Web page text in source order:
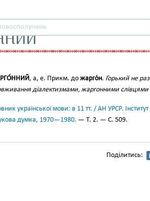
, а, е. Прикм. до жарго́н. Горький не
діалектизмами, жаргонними слівцями
української мови: в 11 тт. / АН УРСР.
думка, 1970—1980. — Т. 2. — С. 509.
Поділитись: